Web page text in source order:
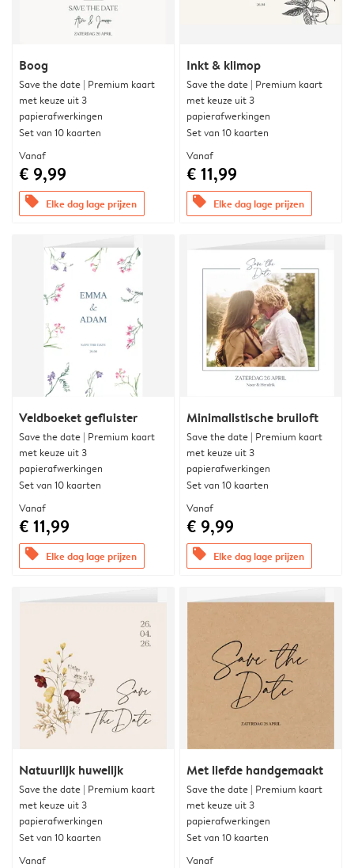
Boog
Save the date | Premium kaart
met keuze uit 3
papierafwerkingen
Set van 10 kaarten
Vanaf
€ 9,99
offers Elke dag lage prijzen
Inkt & klimop
Save the date | Premium kaart
met keuze uit 3
papierafwerkingen
Set van 10 kaarten
Vanaf
€ 11,99
offers Elke dag lage prijzen
Veldboeket gefluister
Save the date | Premium kaart
met keuze uit 3
papierafwerkingen
Set van 10 kaarten
Vanaf
€ 11,99
offers Elke dag lage prijzen
Minimalistische bruiloft
Save the date | Premium kaart
met keuze uit 3
papierafwerkingen
Set van 10 kaarten
Vanaf
€ 9,99
offers Elke dag lage prijzen
Natuurlijk huwelijk
Save the date | Premium kaart
met keuze uit 3
papierafwerkingen
Set van 10 kaarten
Vanaf
Met liefde handgemaakt
Save the date | Premium kaart
met keuze uit 3
papierafwerkingen
Set van 10 kaarten
Vanaf